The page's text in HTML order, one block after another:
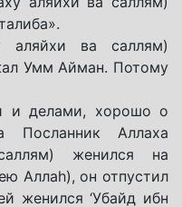
аляйхи ва саллям)
Умм Айман. Потому
и делами, хорошо о
Посланник Аллаха
женился на
Аллаh), он отпустил
женился ‘Убайд ибн